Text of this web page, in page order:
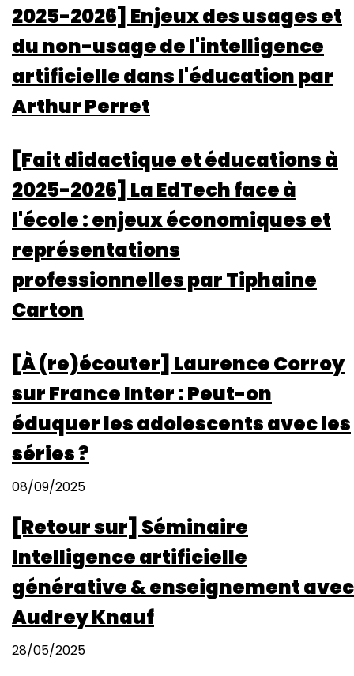
2025-2026] Enjeux des usages et
du non-usage de l'intelligence
artificielle dans l'éducation par
Arthur Perret
[Fait didactique et éducations à
2025-2026] La EdTech face à
l'école : enjeux économiques et
représentations
professionnelles par Tiphaine
Carton
[À (re)écouter] Laurence Corroy
sur France Inter : Peut-on
éduquer les adolescents avec les
séries ?
08/09/2025
[Retour sur] Séminaire
Intelligence artificielle
générative & enseignement avec
Audrey Knauf
28/05/2025